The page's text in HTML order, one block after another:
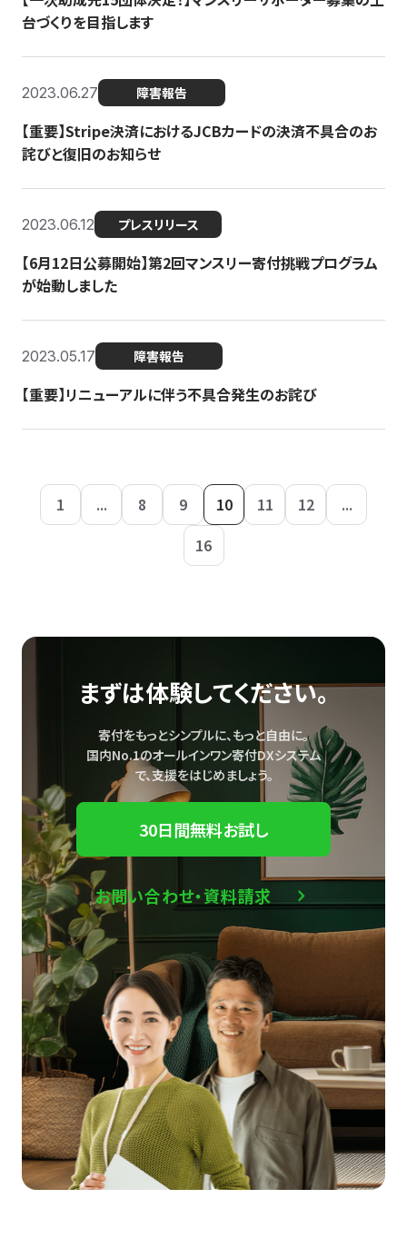
台づくりを目指します
2023.06.27 障害報告
【重要】Stripe決済におけるJCBカードの決済不具合のお
詫びと復旧のお知らせ
2023.06.12 プレスリリース
【6月12日公募開始】第2回マンスリー寄付挑戦プログラム
が始動しました
2023.05.17 障害報告
【重要】リニューアルに伴う不具合発生のお詫び
1 ... 8 9 10 11 12
...
16
まずは体験してください。
寄付をもっとシンプルに、もっと自由に。
国内No.1のオールインワン寄付DXシステム
で、支援をはじめましょう。
30日間無料お試し
お問い合わせ・資料請求